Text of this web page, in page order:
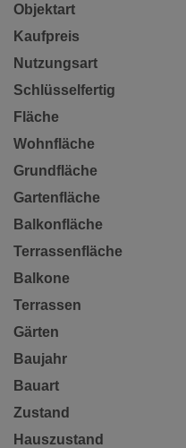
Objektart
Kaufpreis
Nutzungsart
Schlüsselfertig
Fläche
Wohnfläche
Grundfläche
Gartenfläche
Balkonfläche
Terrassenfläche
Balkone
Terrassen
Gärten
Baujahr
Bauart
Zustand
Hauszustand